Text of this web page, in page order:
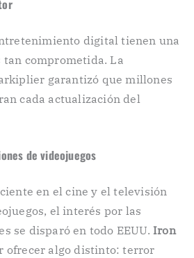
digital tienen una
tan comprometida. La
garantizó que millones
cada actualización del
de videojuegos
en el cine y el televisión
el interés por las
se disparó en todo EEUU. Iron
ofrecer algo distinto: terror